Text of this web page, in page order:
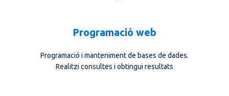
Programació web
Programació i manteniment de bases de dades.
Realitzi consultes i obtingui resultats